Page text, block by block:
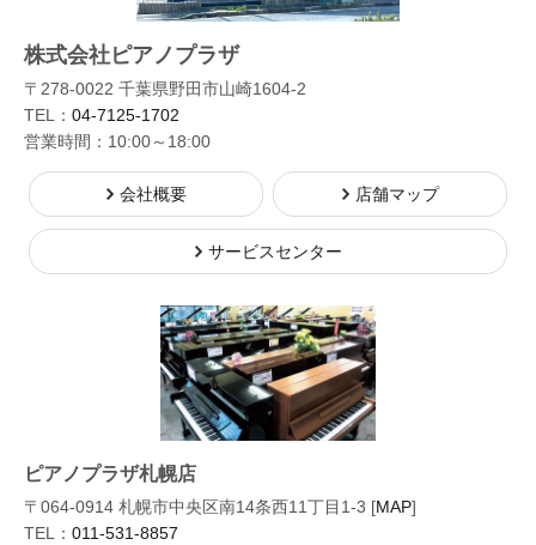
株式会社ピアノプラザ
〒278-0022 千葉県野田市山崎1604-2
TEL： 04-7125-1702
営業時間：10:00～18:00
会社概要 店舗マップ
サービスセンター
ピアノプラザ札幌店
〒064-0914 札幌市中央区南14条西11丁目1-3 [MAP]
TEL： 011-531-8857